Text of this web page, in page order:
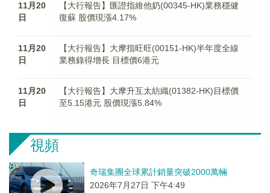
11月20
日
【大行報告】匯證指維他奶(00345-HK)業務穩健
復蘇 股價現漲4.17%
11月20
日
【大行報告】大摩指旺旺(00151-HK)半年度全線
業務錄得增長 目標價6港元
11月20
日
【大行報告】大摩升互太紡織(01382-HK)目標價
至5.15港元 股價現漲5.84%
視頻
奇瑞集團全球累計銷量突破2000萬輛
2026年7月27日 下午4:49